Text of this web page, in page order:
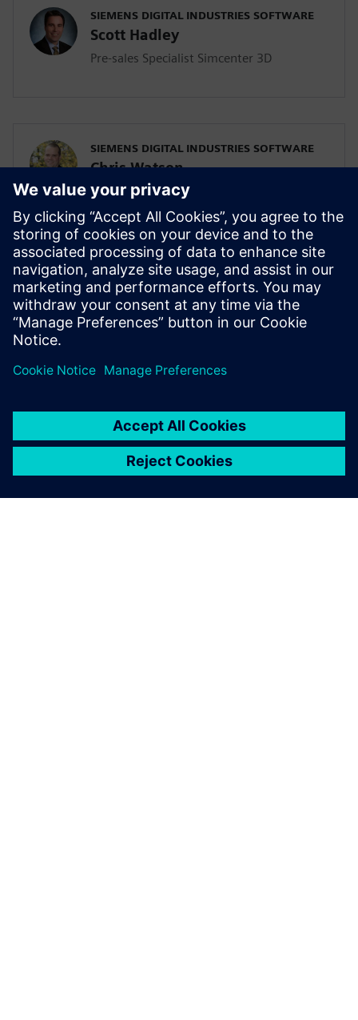
SIEMENS DIGITAL INDUSTRIES SOFTWARE
Scott Hadley
Pre-sales Specialist Simcenter 3D
SIEMENS DIGITAL INDUSTRIES SOFTWARE
Chris Watson
Technical Manager, Simcenter FLOEFD
SIEMENS DIGITAL INDUSTRIES SOFTWARE
Scott Hadley
Pre-sales Specialist Simcenter 3D